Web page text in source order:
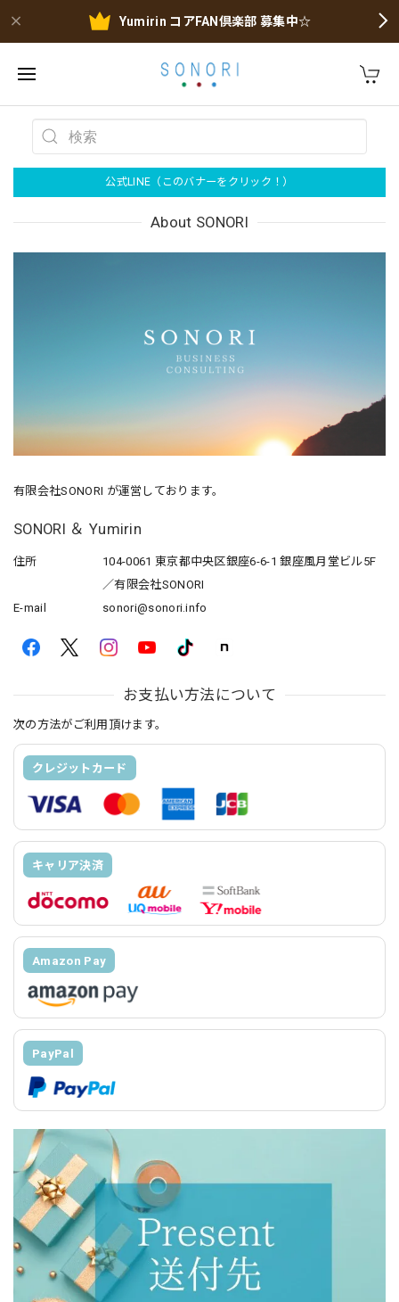
Yumirin コアFAN倶楽部 募集中☆
公式LINE（このバナーをクリック！）
About SONORI
有限会社SONORI が運営しております。
SONORI ＆ Yumirin
住所
104-0061 東京都中央区銀座6-6-1 銀座風月堂ビル5F
／有限会社SONORI
E-mail
sonori@sonori.info
お支払い方法について
次の方法がご利用頂けます。
クレジットカード
キャリア決済
Amazon Pay
PayPal